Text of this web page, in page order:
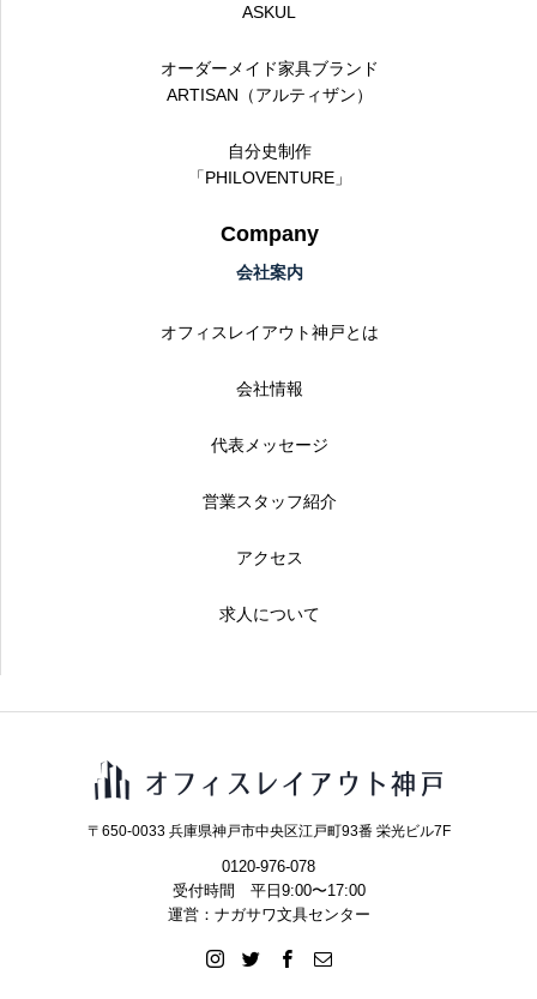
ASKUL
オーダーメイド家具ブランド
ARTISAN（アルティザン）
自分史制作
「PHILOVENTURE」
Company
会社案内
オフィスレイアウト神戸とは
会社情報
代表メッセージ
営業スタッフ紹介
アクセス
求人について
〒650-0033 兵庫県神戸市中央区江戸町93番 栄光ビル7F
0120-976-078
受付時間 平日9:00〜17:00
運営：ナガサワ文具センター